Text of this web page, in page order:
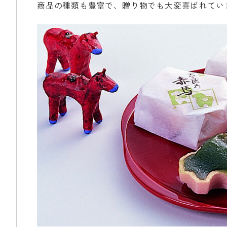
商品の種類も豊富で、贈り物でも大変喜ばれてい